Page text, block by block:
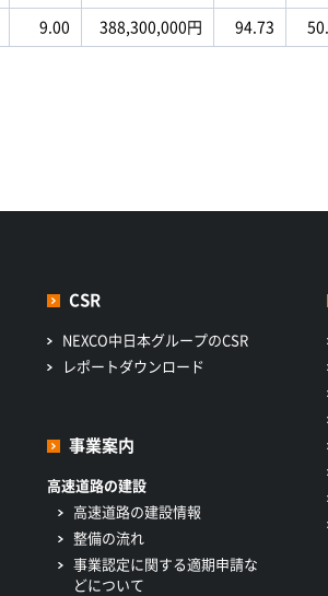
9.00 388,300,000円 94.73
CSR
NEXCO中日本グループのCSR
レポートダウンロード
事業案内
高速道路の建設
高速道路の建設情報
整備の流れ
事業認定に関する適期申請な
どについて